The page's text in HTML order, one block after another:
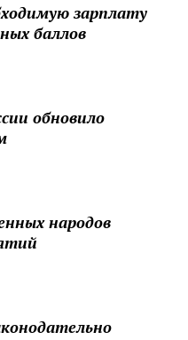
зарплату
баллов
обновило
народов